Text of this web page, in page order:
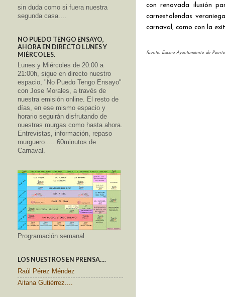
con renovada ilusión
carnestolendas
carnaval, como con la
fuente: Excmo Ayuntamiento de
sin duda como si fuera nuestra
segunda casa....
NO PUEDO TENGO ENSAYO,
AHORA EN DIRECTO LUNES Y
MIÉRCOLES.
Lunes y Miércoles de 20:00 a
21:00h, sigue en directo nuestro
espacio, "No Puedo Tengo Ensayo"
con Jose Morales, a través de
nuestra emisión online. El resto de
días, en ese mismo espacio y
horario seguirán disfrutando de
nuestras murgas como hasta ahora.
Entrevistas, información, repaso
murguero..... 60minutos de
Carnaval.
Programación semanal
LOS NUESTROS EN PRENSA....
Raúl Pérez Méndez
Aitana Gutiérrez....